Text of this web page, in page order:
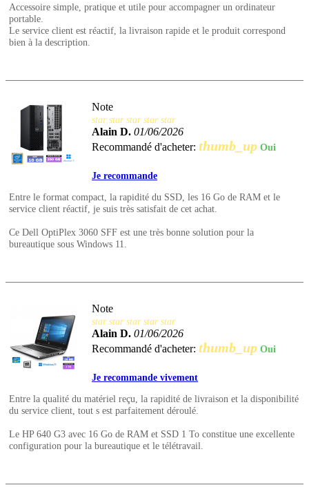
Accessoire simple, pratique et utile pour accompagner un ordinateur
portable.
Le service client est réactif, la livraison rapide et le produit correspond
bien à la description.
Note
star star star star star
Alain D. 01/06/2026
Recommandé d'acheter: thumb_up Oui
Je recommande
Entre le format compact, la rapidité du SSD, les 16 Go de RAM et le
service client réactif, je suis très satisfait de cet achat.
Ce Dell OptiPlex 3060 SFF est une très bonne solution pour la
bureautique sous Windows 11.
Note
star star star star star
Alain D. 01/06/2026
Recommandé d'acheter: thumb_up Oui
Je recommande vivement
Entre la qualité du matériel reçu, la rapidité de livraison et la disponibilité
du service client, tout s est parfaitement déroulé.
Le HP 640 G3 avec 16 Go de RAM et SSD 1 To constitue une excellente
configuration pour la bureautique et le télétravail.